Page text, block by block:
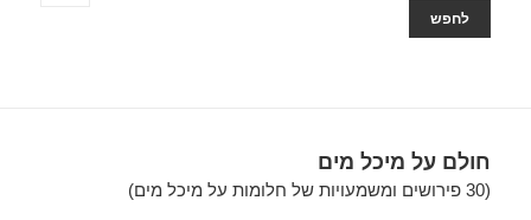
חולם על מיכל מים
(30 פירושים ומשמעויות של חלומות על מיכל מים)